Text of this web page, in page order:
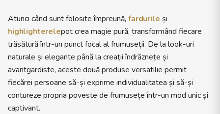
Atunci când sunt folosite împreună, fardurile și
highlighterelepot crea magie pură, transformând fiecare
trăsătură într-un punct focal al frumuseții. De la look-uri
naturale și elegante până la creații îndrăznețe și
avantgardiste, aceste două produse versatilie permit
fiecărei persoane să-și exprime individualitatea și să-și
contureze propria poveste de frumusețe într-un mod unic și
captivant.